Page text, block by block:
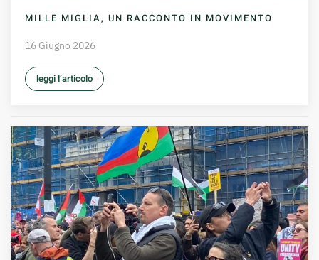
MILLE MIGLIA, UN RACCONTO IN MOVIMENTO
16 Giugno 2026
leggi l’articolo